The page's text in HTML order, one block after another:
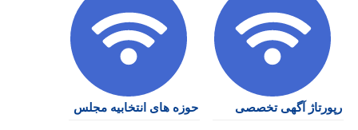
رپورتاژ آگهی تخصصی حوزه های انتخابیه مجلس